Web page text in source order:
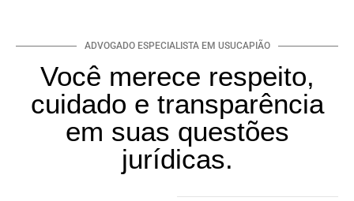
ADVOGADO ESPECIALISTA EM USUCAPIÃO
Você merece respeito,
cuidado e transparência
em suas questões
jurídicas.